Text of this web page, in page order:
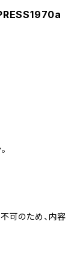
可のため、内容